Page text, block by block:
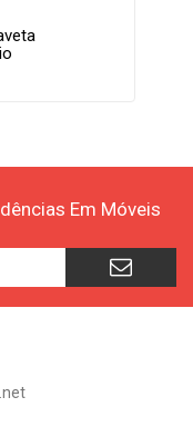
Em Móveis